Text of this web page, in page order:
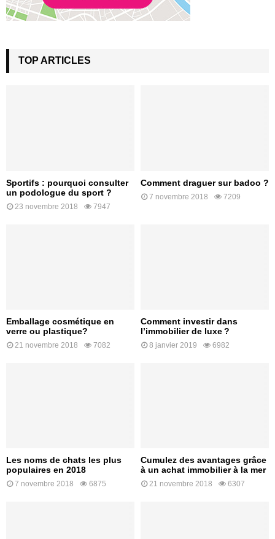
TOP ARTICLES
Sportifs : pourquoi consulter
un podologue du sport ?
23 novembre 2018 7947
Comment draguer sur badoo ?
7 novembre 2018 7209
Emballage cosmétique en
verre ou plastique?
21 novembre 2018 7082
Comment investir dans
l’immobilier de luxe ?
8 janvier 2019 6982
Les noms de chats les plus
populaires en 2018
7 novembre 2018 6875
Cumulez des avantages grâce
à un achat immobilier à la mer
21 novembre 2018 6307